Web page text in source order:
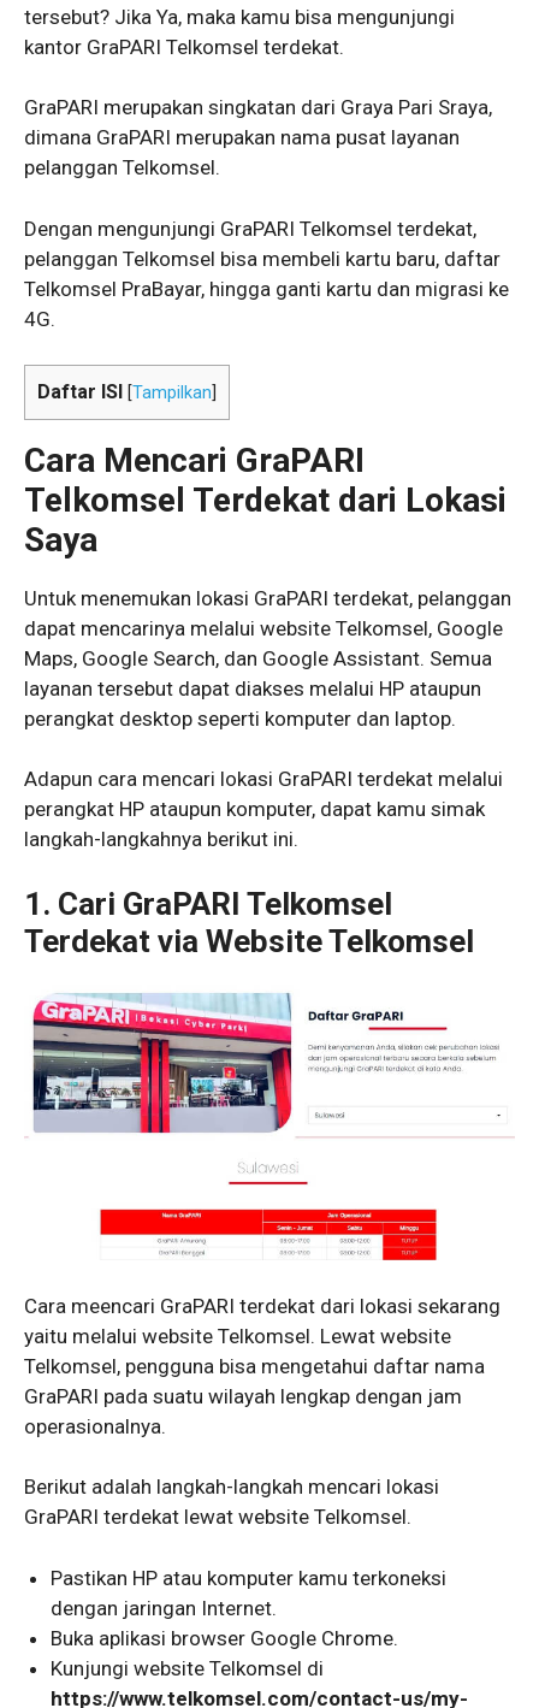
tersebut? Jika Ya, maka kamu bisa mengunjungi
kantor GraPARI Telkomsel terdekat.
GraPARI merupakan singkatan dari Graya Pari Sraya,
dimana GraPARI merupakan nama pusat layanan
pelanggan Telkomsel.
Dengan mengunjungi GraPARI Telkomsel terdekat,
pelanggan Telkomsel bisa membeli kartu baru, daftar
Telkomsel PraBayar, hingga ganti kartu dan migrasi ke
4G.
Daftar ISI [Tampilkan
Cara Mencari GraPARI
Telkomsel Terdekat dari Lokasi
Saya
Untuk menemukan lokasi GraPARI terdekat, pelanggan
dapat mencarinya melalui website Telkomsel, Google
Maps, Google Search, dan Google Assistant. Semua
layanan tersebut dapat diakses melalui HP ataupun
perangkat desktop seperti komputer dan laptop.
Adapun cara mencari lokasi GraPARI terdekat melalui
perangkat HP ataupun komputer, dapat kamu simak
langkah-langkahnya berikut ini.
1. Cari GraPARI Telkomsel
Terdekat via Website Telkomsel
Cara meencari GraPARI terdekat dari lokasi sekarang
yaitu melalui website Telkomsel. Lewat website
Telkomsel, pengguna bisa mengetahui daftar nama
GraPARI pada suatu wilayah lengkap dengan jam
operasionalnya.
Berikut adalah langkah-langkah mencari lokasi
GraPARI terdekat lewat website Telkomsel.
Pastikan HP atau komputer kamu terkoneksi
dengan jaringan Internet.
Buka aplikasi browser Google Chrome.
Kunjungi website Telkomsel di
https://www.telkomsel.com/contact-us/my-